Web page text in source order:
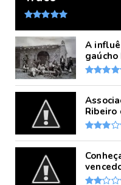
A
Ribeiro